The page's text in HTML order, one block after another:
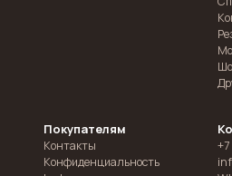
Покупателям
Контакты
Конфиденциальность